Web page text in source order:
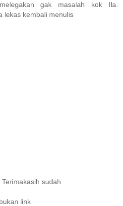
gak masalah kok Ila.
lekas kembali menulis
sudah
link